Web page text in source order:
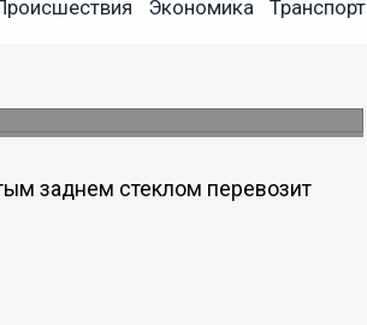
Экономика Транспорт
по Нижнему
заднем стеклом перевозит